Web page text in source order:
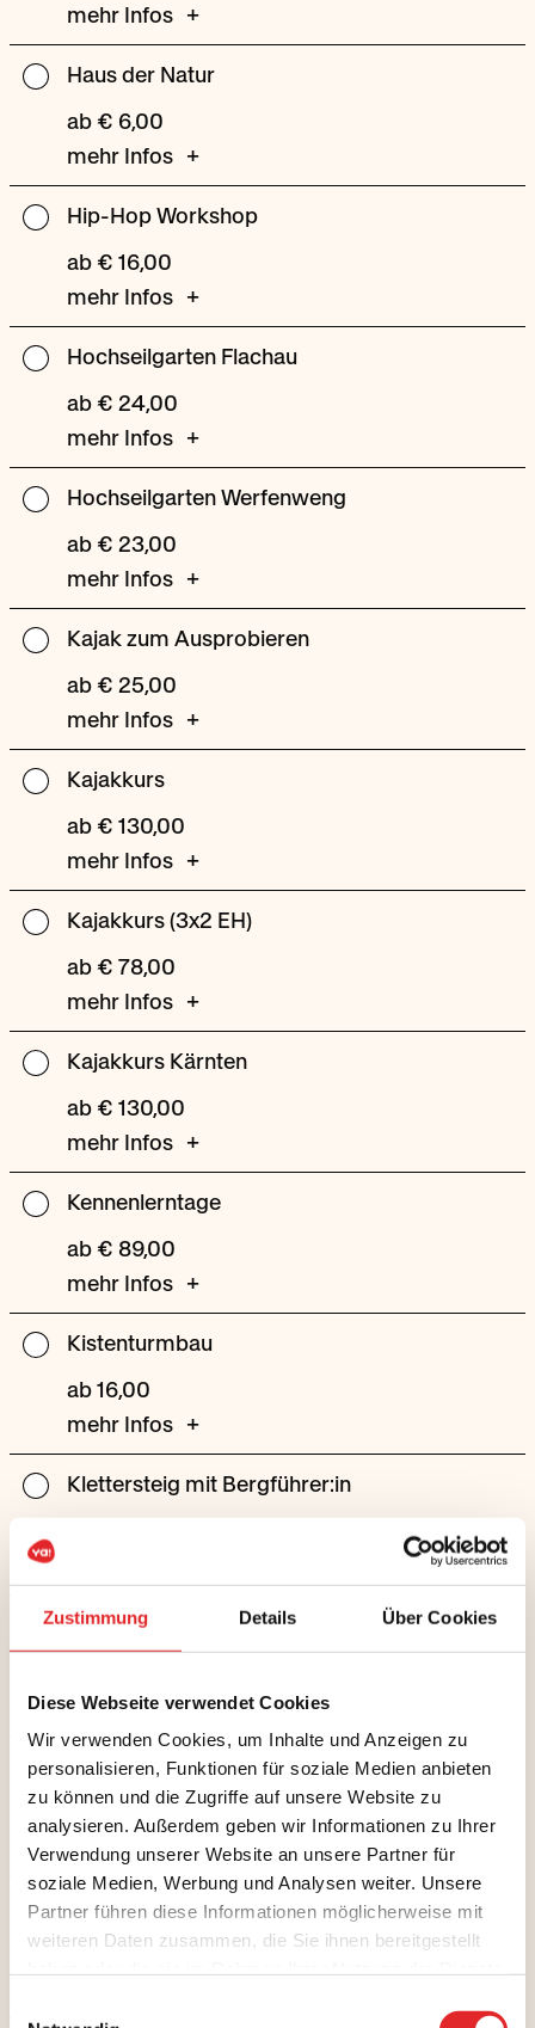
Zustimmung Details Über Cookies
Diese Webseite verwendet Cookies
Wir verwenden Cookies, um Inhalte und Anzeigen zu
personalisieren, Funktionen für soziale Medien anbieten
zu können und die Zugriffe auf unsere Website zu
analysieren. Außerdem geben wir Informationen zu Ihrer
Verwendung unserer Website an unsere Partner für
soziale Medien, Werbung und Analysen weiter. Unsere
Partner führen diese Informationen möglicherweise mit
weiteren Daten zusammen, die Sie ihnen bereitgestellt
mehr Infos
Haus
der
Haus der Natur
ab € 6,00
mehr Infos
Hip-
Hop
Workshop
Hip-Hop Workshop
ab € 16,00
mehr Infos
Hochseilgarten
Flachau
Hochseilgarten Flachau
ab € 24,00
mehr Infos
Hochseilgarten
Werfenweng
Hochseilgarten Werfenweng
ab € 23,00
mehr Infos
Kajak
zum
Ausprobieren
Kajak zum Ausprobieren
ab € 25,00
mehr Infos
Kajakkurs
Kajakkurs
ab € 130,00
mehr Infos
Kajakkurs
(3x2
Kajakkurs (3x2 EH)
ab € 78,00
mehr Infos
Kajakkurs
Kärnten
Kajakkurs Kärnten
ab € 130,00
mehr Infos
Kennenlerntage
Kennenlerntage
ab € 89,00
mehr Infos
Kistenturmbau
Kistenturmbau
ab 16,00
mehr Infos
Klettersteig
mit
Klettersteig mit Bergführer:in
Kräuterwanderung
Kräuterwanderung
mehr Infos
Lammerklamm
Lammerklamm
ab € 5,00
mehr Infos
Langlauf-
Verleih/Tag
Langlauf-Verleih/Tag
ab € 20,00